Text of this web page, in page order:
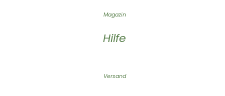
Magazin
Hilfe
Versand